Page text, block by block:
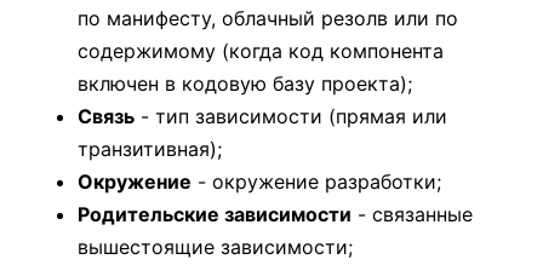
по манифесту, облачный резолв или по
содержимому (когда код компонента
включен в кодовую базу проекта);
Связь - тип зависимости (прямая или
транзитивная);
Окружение - окружение разработки;
Родительские зависимости - связанные
вышестоящие зависимости;